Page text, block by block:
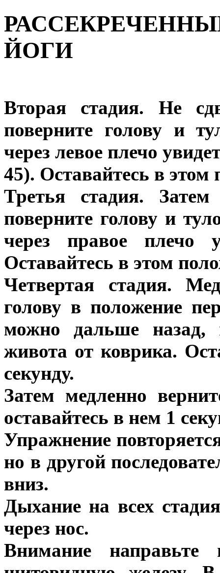
ЙОГИ
Вторая стадия. Не
поверните голову и
через левое плечо
45). Оставайтесь в этом
Третья стадия.
поверните голову и
через правое плечо
Оставайтесь в этом
Четвертая стадия.
голову в положение
можно дальше
живота от коврика.
секунду.
Затем медленно
оставайтесь в нем 1
Упражнение
но в другой
вниз.
Дыхание на всех
через нос.
Внимание